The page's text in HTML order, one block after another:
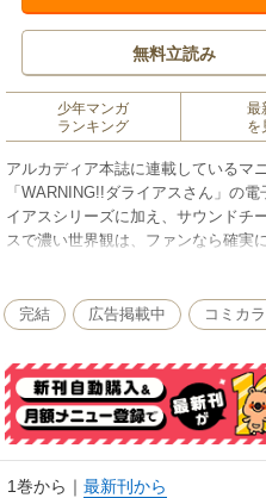
無料立読み
少年マンガ
ランキング
最
を
アルカディア本誌に連載しているマ
「WARNING!!ダライアスさん」の
イアスシリーズに加え、サウンドチ
スで濃い世界観は、ファンなら確実
完結 広告掲載中 コミカ
1巻から ｜ 最新刊から